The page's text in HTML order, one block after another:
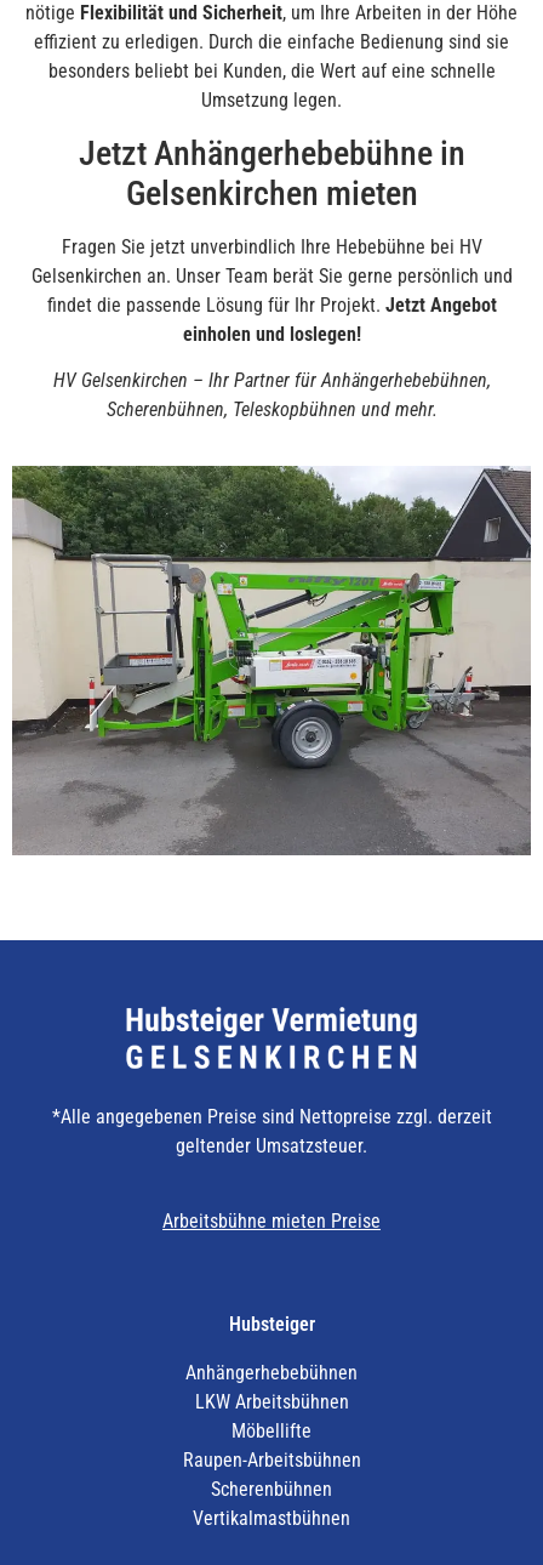
nötige Flexibilität und Sicherheit, um Ihre Arbeiten in der Höhe
effizient zu erledigen. Durch die einfache Bedienung sind sie
besonders beliebt bei Kunden, die Wert auf eine schnelle
Umsetzung legen.
Jetzt Anhängerhebebühne in
Gelsenkirchen mieten
Fragen Sie jetzt unverbindlich Ihre Hebebühne bei HV
Gelsenkirchen an. Unser Team berät Sie gerne persönlich und
findet die passende Lösung für Ihr Projekt. Jetzt Angebot
einholen und loslegen!
HV Gelsenkirchen – Ihr Partner für Anhängerhebebühnen,
Scherenbühnen, Teleskopbühnen und mehr.
*Alle angegebenen Preise sind Nettopreise zzgl. derzeit
geltender Umsatzsteuer.
Arbeitsbühne mieten Preise
Hubsteiger
Anhängerhebebühnen
LKW Arbeitsbühnen
Möbellifte
Raupen-Arbeitsbühnen
Scherenbühnen
Vertikalmastbühnen